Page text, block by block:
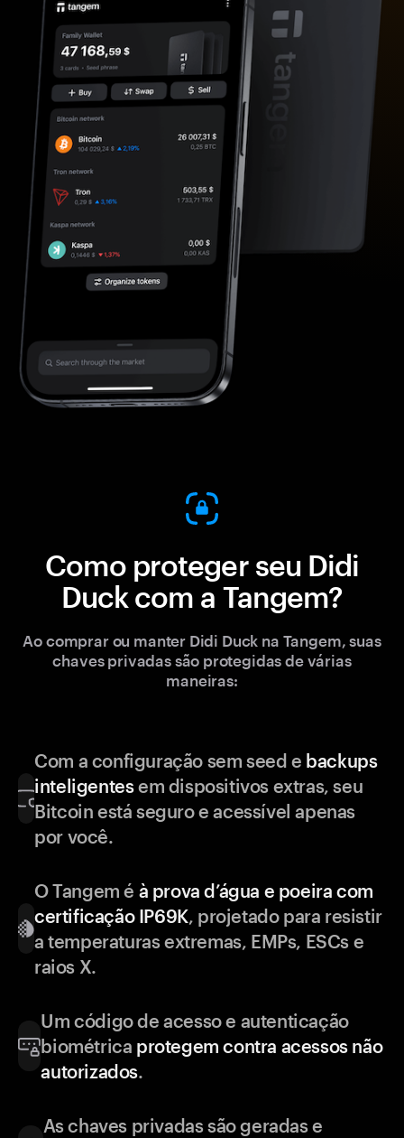
Como proteger seu Didi
Duck com a Tangem?
Ao comprar ou manter Didi Duck na Tangem, suas
chaves privadas são protegidas de várias
maneiras:
Com a configuração sem seed e backups
inteligentesem dispositivos extras, seu
Bitcoin está seguro e acessível apenas
por você.
O Tangem é à prova d’água e poeira com
certificação IP69K, projetado para resistir
a temperaturas extremas, EMPs, ESCs e
raios X.
Um código de acesso e autenticação
biométrica protegem contra acessos não
autorizados.
As chaves privadas são geradas e